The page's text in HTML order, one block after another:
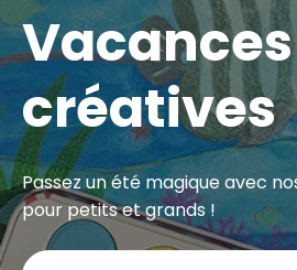
Vacances
créatives
Passez un été magique avec
pour petits et grands !